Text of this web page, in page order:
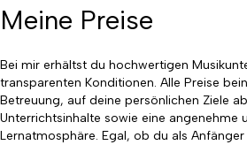
Meine Preise
Bei mir erhältst du hochwertigen
transparenten Konditionen. Alle Preise
Betreuung, auf deine persönlichen Ziele
Unterrichtsinhalte sowie eine angenehme
Lernatmosphäre. Egal, ob du als